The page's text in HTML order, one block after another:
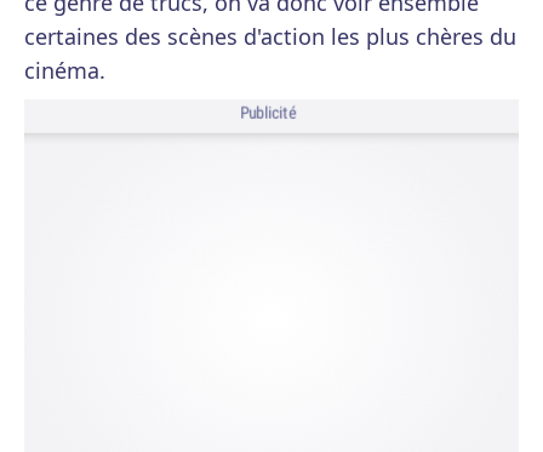
certaines des scènes d'action les plus chères du
cinéma.
Publicité